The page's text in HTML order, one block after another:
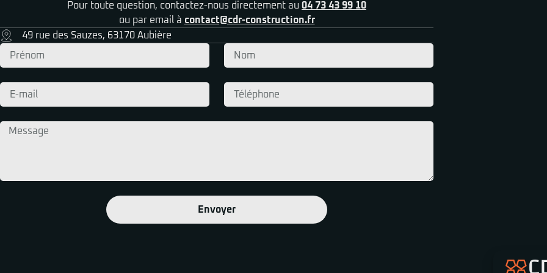
Pour toute question, contactez-nous directement au 04 73 43 99 10
ou par email à contact@cdr-construction.fr
49 rue des Sauzes, 63170 Aubière
Envoyer